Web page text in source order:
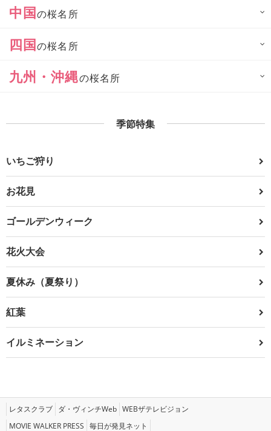
中国の桜名所
四国の桜名所
九州・沖縄の桜名所
季節特集
いちご狩り
お花見
ゴールデンウィーク
花火大会
夏休み（夏祭り）
紅葉
イルミネーション
レタスクラブ ダ・ヴィンチWeb WEBザテレビジョン
MOVIE WALKER PRESS 毎日が発見ネット